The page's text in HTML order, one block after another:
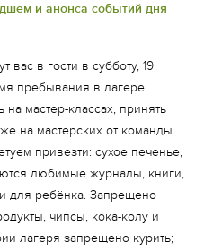
и анонса событий дня
вас в гости в субботу, 19
пребывания в лагере
мастер-классах, принять
на мастерских от команды
привезти: сухое печенье,
любимые журналы, книги,
для ребёнка. Запрещено
чипсы, кока-колу и
лагеря запрещено курить;